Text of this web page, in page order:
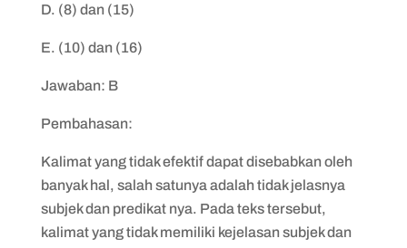
D. (8) dan (15)
E. (10) dan (16)
Jawaban: B
Pembahasan:
Kalimat yang tidak efektif dapat disebabkan oleh
banyak hal, salah satunya adalah tidak jelasnya
subjek dan predikat nya. Pada teks tersebut,
kalimat yang tidak memiliki kejelasan subjek dan